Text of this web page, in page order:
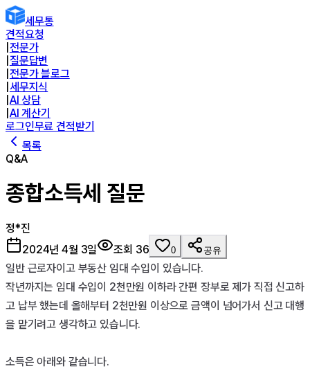
세무통
견적요청
전문가
질문답변
전문가 블로그
세무지식
AI 상담
AI 계산기
로그인무료 견적받기
목록
Q&A
종합소득세 질문
정*진
2024년 4월 3일
조회 36 0 공유
일반 근로자이고 부동산 임대 수입이 있습니다.
작년까지는 임대 수입이 2천만원 이하라 간편 장부로 제가 직접 신고하
고 납부 했는데 올해부터 2천만원 이상으로 금액이 넘어가서 신고 대행
을 맡기려고 생각하고 있습니다.
소득은 아래와 같습니다.